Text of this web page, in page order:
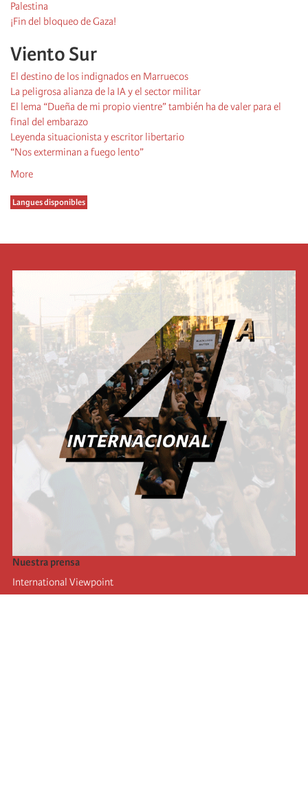
Palestina
¡Fin del bloqueo de Gaza!
Viento Sur
El destino de los indignados en Marruecos
La peligrosa alianza de la IA y el sector militar
El lema “Dueña de mi propio vientre” también ha de valer para el
final del embarazo
Leyenda situacionista y escritor libertario
“Nos exterminan a fuego lento”
More
Langues disponibles
Nuestra prensa
International Viewpoint